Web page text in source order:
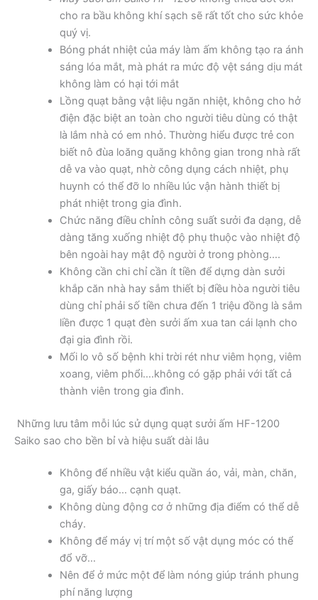
cho ra bầu không khí sạch sẽ rất tốt cho sức khỏe
quý vị.
Bóng phát nhiệt của máy làm ấm không tạo ra ánh
sáng lóa mắt, mà phát ra mức độ vệt sáng dịu mát
không làm có hại tới mắt
Lồng quạt bằng vật liệu ngăn nhiệt, không cho hở
điện đặc biệt an toàn cho người tiêu dùng có thật
là lắm nhà có em nhỏ. Thường hiểu được trẻ con
biết nô đùa loăng quăng không gian trong nhà rất
dễ va vào quạt, nhờ công dụng cách nhiệt, phụ
huynh có thể đỡ lo nhiều lúc vận hành thiết bị
phát nhiệt trong gia đình.
Chức năng điều chỉnh công suất sưởi đa dạng, dễ
dàng tăng xuống nhiệt độ phụ thuộc vào nhiệt độ
bên ngoài hay mật độ người ở trong phòng….
Không cần chi chỉ cần ít tiền để dựng dàn sưởi
khắp căn nhà hay sắm thiết bị điều hòa người tiêu
dùng chỉ phải số tiền chưa đến 1 triệu đồng là sắm
liền được 1 quạt đèn sưởi ấm xua tan cái lạnh cho
đại gia đình rồi.
Mối lo vô số bệnh khi trời rét như viêm họng, viêm
xoang, viêm phổi….không có gặp phải với tất cả
thành viên trong gia đình.
Những lưu tâm mỗi lúc sử dụng quạt sưởi ấm HF-1200
Saiko sao cho bền bỉ và hiệu suất dài lâu
Không để nhiều vật kiểu quần áo, vải, màn, chăn,
ga, giấy báo… cạnh quạt.
Không dùng động cơ ở những địa điểm có thể dễ
cháy.
Không để máy vị trí một số vật dụng móc có thể
đổ vỡ…
Nên để ở mức một để làm nóng giúp tránh phung
phí năng lượng